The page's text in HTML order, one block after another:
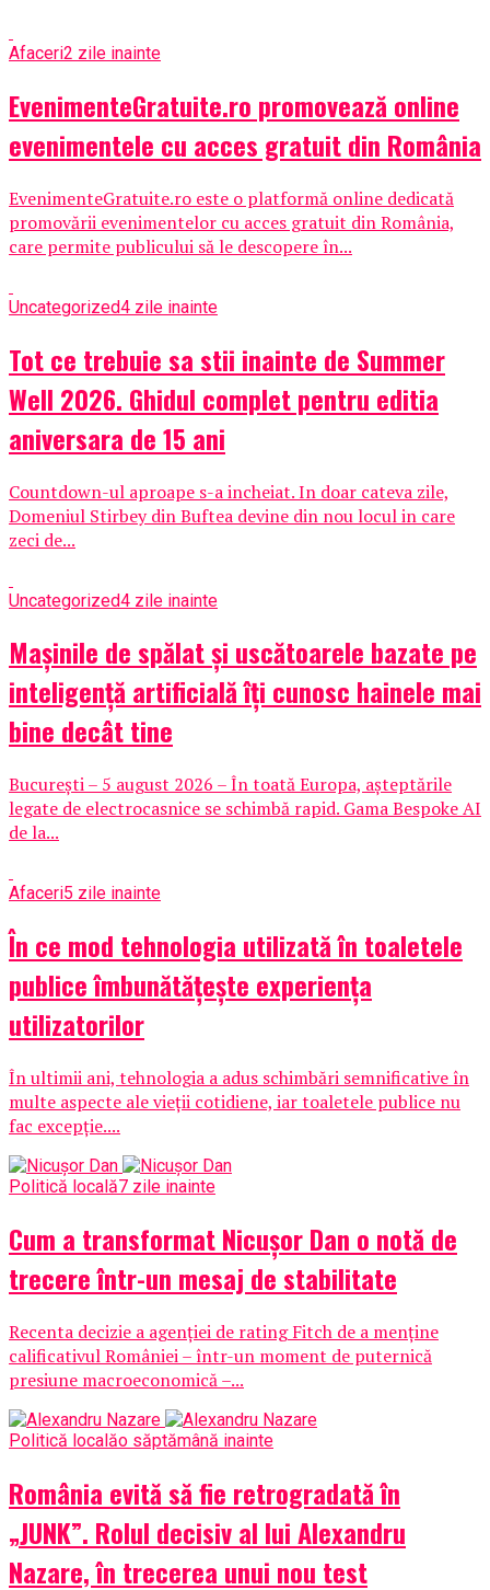
Afaceri2 zile inainte
EvenimenteGratuite.ro promovează online
evenimentele cu acces gratuit din România
EvenimenteGratuite.ro este o platformă online dedicată
promovării evenimentelor cu acces gratuit din România,
care permite publicului să le descopere în...
Uncategorized4 zile inainte
Tot ce trebuie sa stii inainte de Summer
Well 2026. Ghidul complet pentru editia
aniversara de 15 ani
Countdown-ul aproape s-a incheiat. In doar cateva zile,
Domeniul Stirbey din Buftea devine din nou locul in care
zeci de...
Uncategorized4 zile inainte
Mașinile de spălat și uscătoarele bazate pe
inteligență artificială îți cunosc hainele mai
bine decât tine
București – 5 august 2026 – În toată Europa, așteptările
legate de electrocasnice se schimbă rapid. Gama Bespoke AI
de la...
Afaceri5 zile inainte
În ce mod tehnologia utilizată în toaletele
publice îmbunătățește experiența
utilizatorilor
În ultimii ani, tehnologia a adus schimbări semnificative în
multe aspecte ale vieții cotidiene, iar toaletele publice nu
fac excepție....
Politică locală7 zile inainte
Cum a transformat Nicușor Dan o notă de
trecere într-un mesaj de stabilitate
Recenta decizie a agenției de rating Fitch de a menține
calificativul României – într-un moment de puternică
presiune macroeconomică –...
Politică localăo săptămână inainte
România evită să fie retrogradată în
„JUNK”. Rolul decisiv al lui Alexandru
Nazare, în trecerea unui nou test